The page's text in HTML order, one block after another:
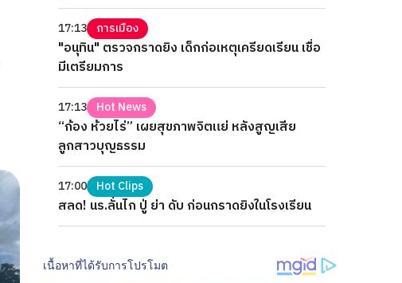
17:13 การเมือง
"อนุทิน" ตรวจกราดยิง เด็กก่อเหตุเครียดเรียน เชื่อ
มีเตรียมการ
17:13 Hot News
“ก้อง ห้วยไร่” เผยสุขภาพจิตแย่ หลังสูญเสีย
ลูกสาวบุญธรรม
17:00 Hot Clips
สลด! นร.ลั่นไก ปู่ ย่า ดับ ก่อนกราดยิงในโรงเรียน